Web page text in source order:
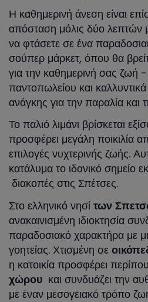
Η καθημερινή άνεση είναι
απόσταση μόλις δύο λεπτών
να φτάσετε σε ένα
σούπερ μάρκετ, όπου θα
για την καθημερινή σας ζωή
παντοπωλείου και
ανάγκης για την παραλία και
Το παλιό λιμάνι βρίσκεται
προσφέρει μεγάλη ποικιλία
επιλογές νυχτερινής ζωής.
κατάλυμα το ιδανικό σημείο
διακοπές στις Σπέτσες.
Στο ελληνικό νησί των
ανακαινισμένη ιδιοκτησία
παραδοσιακό χαρακτήρα με
γοητείας. Χτισμένη σε
η κατοικία προσφέρει περίπου
χώρου και συνδυάζει την
με έναν μεσογειακό τρόπο